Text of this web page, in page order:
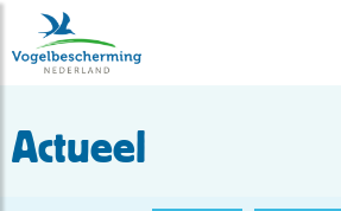
Actueel